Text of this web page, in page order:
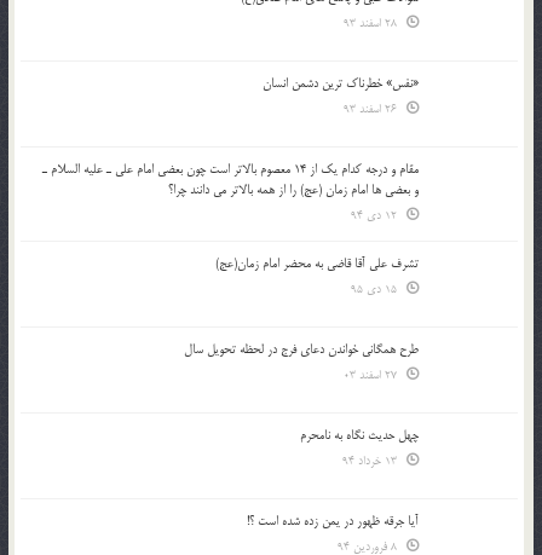
«نفس» خطرناک ترین دشمن انسان
مقام و درجه كدام يك از 14 معصوم بالاتر است چون بعضي امام علي ـ عليه السلام ـ
و بعضي ها امام زمان (عج) را از همه بالاتر مي دانند چرا؟
تشرف علي آقا قاضي به محضر امام زمان(عج)
طرح همگانی خواندن دعای فرج در لحظه تحویل سال
چهل حدیث نگاه به نامحرم
آیا جرقه ظهور در یمن زده شده است ؟!